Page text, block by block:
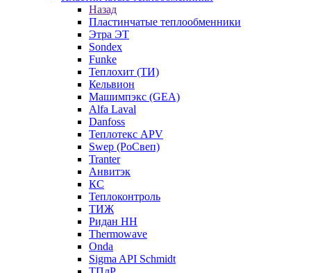
Назад
Пластинчатые теплообменники
Этра ЭТ
Sondex
Funke
Теплохит (ТИ)
Кельвион
Машимпэкс (GEA)
Alfa Laval
Danfoss
Теплотекс APV
Swep (РоСвеп)
Tranter
Анвитэк
КС
Теплоконтроль
ТИЖ
Ридан НН
Thermowave
Onda
Sigma API Schmidt